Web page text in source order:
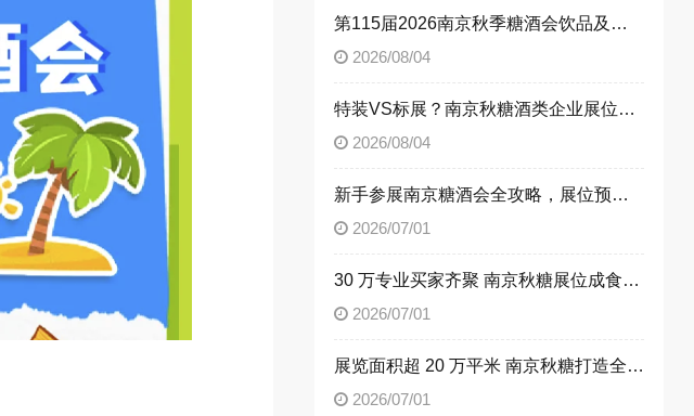
第115届2026南京秋季糖酒会饮品及乳制品展区展位申请技巧
2026/08/04
特装VS标展？南京秋糖酒类企业展位选择指南
2026/08/04
新手参展南京糖酒会全攻略，展位预定流程一次性讲清楚
2026/07/01
30 万专业买家齐聚 南京秋糖展位成食饮企业招商首选阵地
2026/07/01
展览面积超 20 万平米 南京秋糖打造全品类食饮商贸平台
2026/07/01